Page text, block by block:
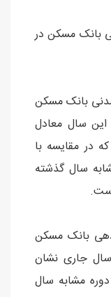
دهی بانک مسکن در
بانک مسکن
آذرماه این سال معادل
است که در مقایسه با
سال گذشته
بانک مسکن
طی 9 ماهه سال جاری نشان
به دوره مشابه سال